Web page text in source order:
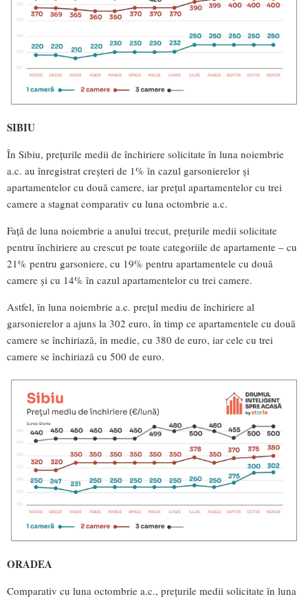
SIBIU
În Sibiu, prețurile medii de închiriere solicitate în luna noiembrie
a.c. au înregistrat creșteri de 1% în cazul garsonierelor și
apartamentelor cu două camere, iar prețul apartamentelor cu trei
camere a stagnat comparativ cu luna octombrie a.c.
Față de luna noiembrie a anului trecut, prețurile medii solicitate
pentru închiriere au crescut pe toate categoriile de apartamente – cu
21% pentru garsoniere, cu 19% pentru apartamentele cu două
camere și cu 14% în cazul apartamentelor cu trei camere.
Astfel, în luna noiembrie a.c. prețul mediu de închiriere al
garsonierelor a ajuns la 302 euro, în timp ce apartamentele cu două
camere se închiriază, în medie, cu 380 de euro, iar cele cu trei
camere se închiriază cu 500 de euro.
ORADEA
Comparativ cu luna octombrie a.c., prețurile medii solicitate în luna